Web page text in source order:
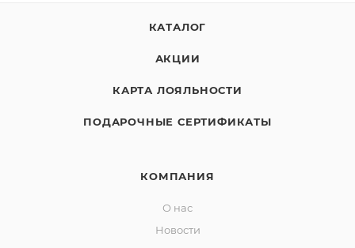
КАТАЛОГ
АКЦИИ
КАРТА ЛОЯЛЬНОСТИ
ПОДАРОЧНЫЕ СЕРТИФИКАТЫ
КОМПАНИЯ
О нас
Новости